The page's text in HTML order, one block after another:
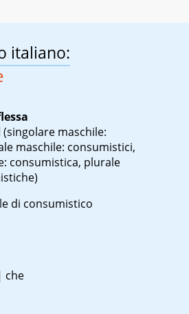
italiano:
(singolare maschile:
maschile: consumistici,
consumistica, plurale
di consumistico
che